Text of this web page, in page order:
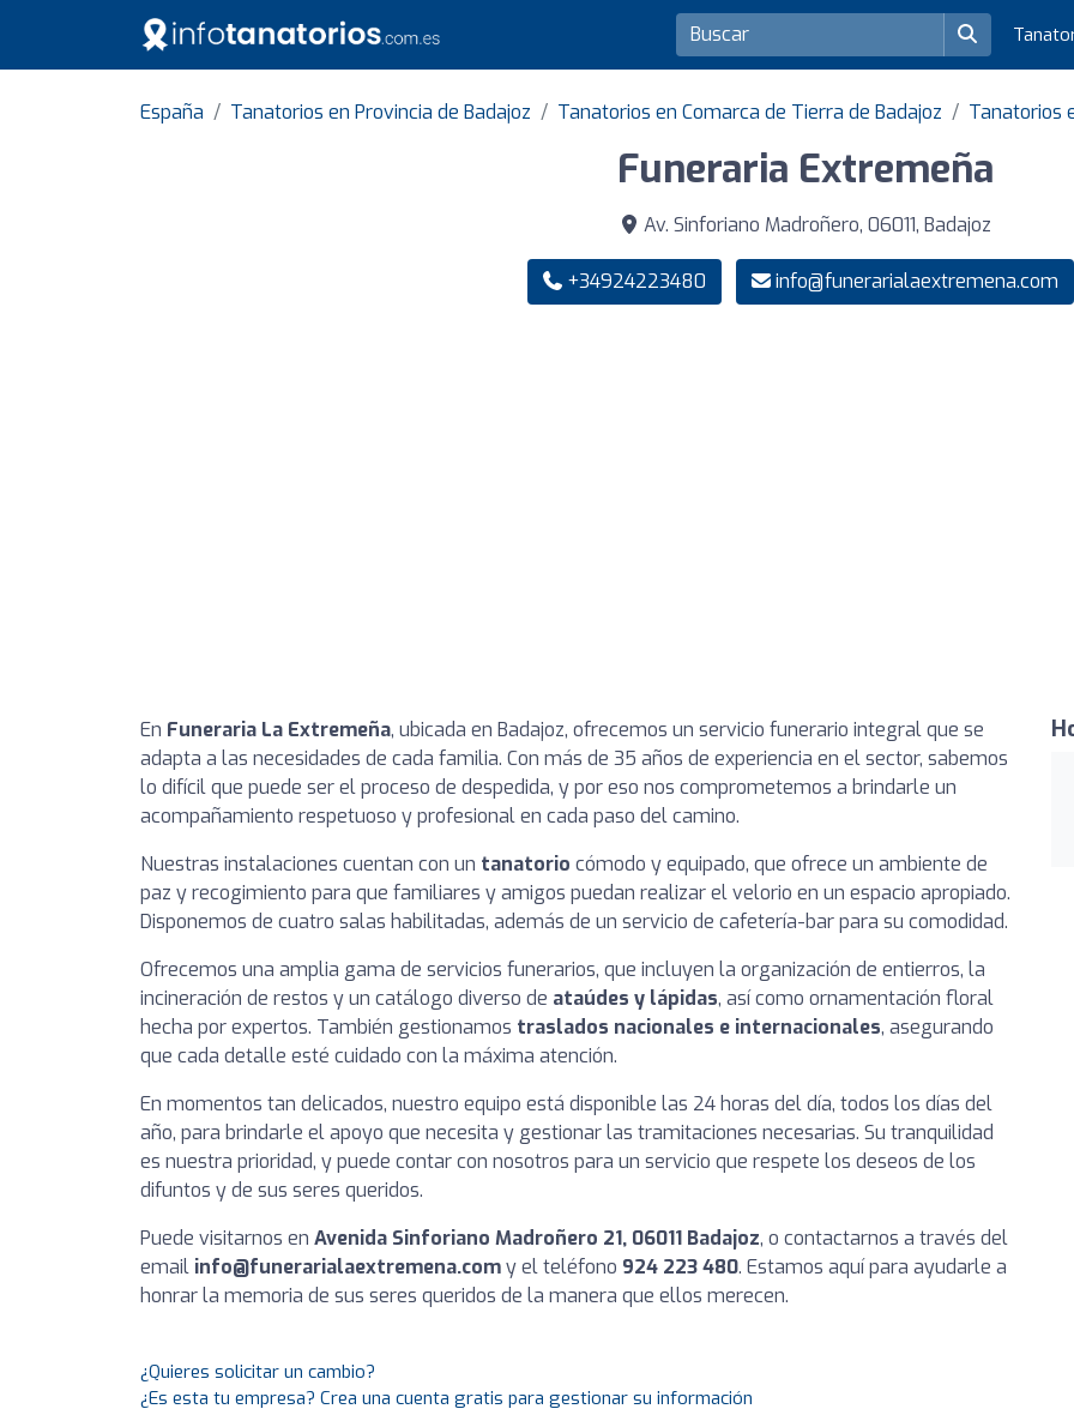
España Tanatorios en Provincia de Badajoz Tanatorios en Comarca de Tierra de Badajoz Tanatorios
Funeraria Extremeña
Av. Sinforiano Madroñero, 06011, Badajoz
+34924223480 info@funerarialaextremena.com
En Funeraria La Extremeña, ubicada en Badajoz, ofrecemos un servicio funerario integral que se
adapta a las necesidades de cada familia. Con más de 35 años de experiencia en el sector, sabemos
lo difícil que puede ser el proceso de despedida, y por eso nos comprometemos a brindarle un
acompañamiento respetuoso y profesional en cada paso del camino.
Nuestras instalaciones cuentan con un tanatorio cómodo y equipado, que ofrece un ambiente de
paz y recogimiento para que familiares y amigos puedan realizar el velorio en un espacio apropiado.
Disponemos de cuatro salas habilitadas, además de un servicio de cafetería-bar para su comodidad.
Ofrecemos una amplia gama de servicios funerarios, que incluyen la organización de entierros, la
incineración de restos y un catálogo diverso de ataúdes y lápidas, así como ornamentación floral
hecha por expertos. También gestionamos traslados nacionales e internacionales, asegurando
que cada detalle esté cuidado con la máxima atención.
En momentos tan delicados, nuestro equipo está disponible las 24 horas del día, todos los días del
año, para brindarle el apoyo que necesita y gestionar las tramitaciones necesarias. Su tranquilidad
es nuestra prioridad, y puede contar con nosotros para un servicio que respete los deseos de los
difuntos y de sus seres queridos.
Puede visitarnos en Avenida Sinforiano Madroñero 21, 06011 Badajoz, o contactarnos a través del
email info@funerarialaextremena.comy el teléfono 924 223 480. Estamos aquí para ayudarle a
honrar la memoria de sus seres queridos de la manera que ellos merecen.
¿Quieres solicitar un cambio?
¿Es esta tu empresa? Crea una cuenta gratis para gestionar su información